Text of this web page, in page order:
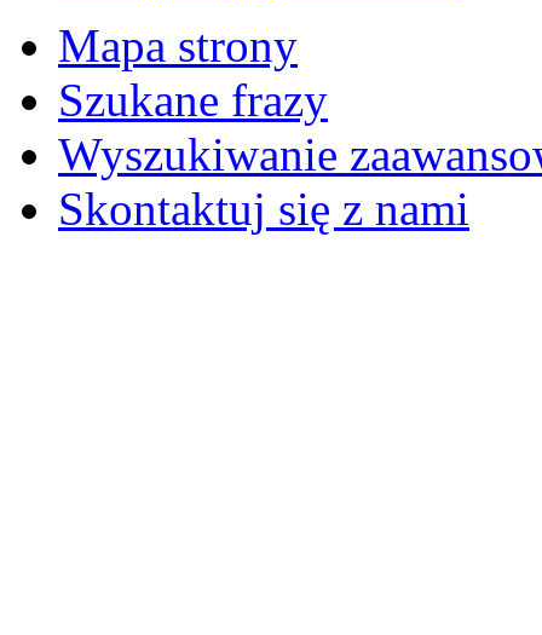
Mapa strony
Szukane frazy
Wyszukiwanie
Skontaktuj się z nami